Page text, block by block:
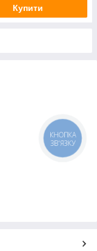
Купити
КНОПКА
ЗВ'ЯЗКУ